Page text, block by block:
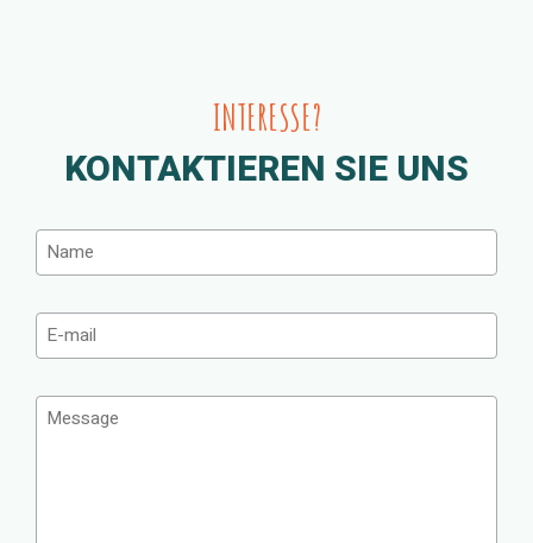
INTERESSE?
KONTAKTIEREN SIE UNS